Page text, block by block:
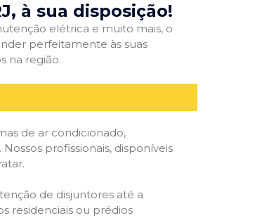
, à sua disposição!
elétrica e muito mais, o
perfeitamente às suas
na região.
de ar condicionado,
profissionais, disponíveis
de disjuntores até a
residenciais ou prédios